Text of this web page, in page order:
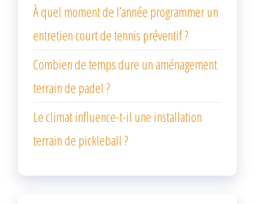
À quel moment de l’année programmer un
entretien court de tennis préventif ?
Combien de temps dure un aménagement
terrain de padel ?
Le climat influence-t-il une installation
terrain de pickleball ?